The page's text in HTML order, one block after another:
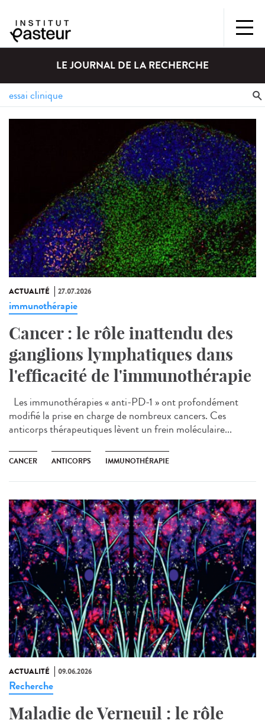
LE JOURNAL DE LA RECHERCHE
ACTUALITÉ 27.07.2026
immunothérapie
Cancer : le rôle inattendu des
ganglions lymphatiques dans
l'efficacité de l'immunothérapie
Les immunothérapies « anti-PD-1 » ont profondément
modifié la prise en charge de nombreux cancers. Ces
anticorps thérapeutiques lèvent un frein moléculaire...
CANCER ANTICORPS IMMUNOTHÉRAPIE
ACTUALITÉ 09.06.2026
Recherche
Maladie de Verneuil : le rôle